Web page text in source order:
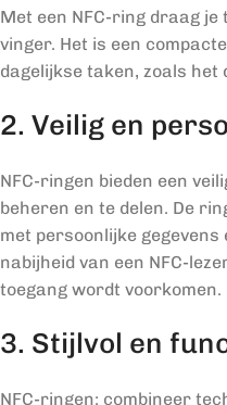
Met een NFC-ring draag
vinger. Het is een
dagelijkse taken, zoals het
2. Veilig en
NFC-ringen bieden een
beheren en te delen. De
met persoonlijke
nabijheid van een NFC-
toegang wordt voorkomen.
3. Stijlvol en
NFC-ringen: combineer